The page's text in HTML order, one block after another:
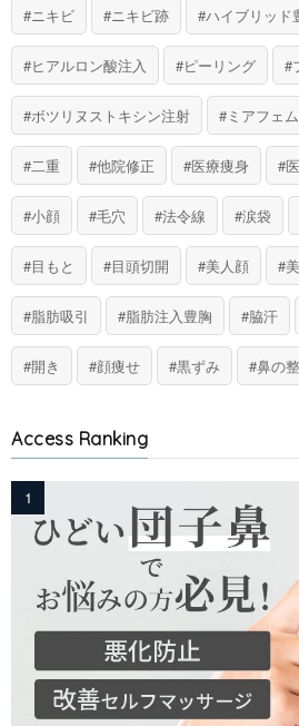
ニキビ ニキビ跡 ハイブリッド
ヒアルロン酸注入 ピーリング
ボツリヌストキシン注射 ミアフェ
二重 他院修正 医療痩身
小顔 毛穴 法令線 涙袋
目もと 目頭切開 美人顔
脂肪吸引 脂肪注入豊胸 脇汗
開き 顔痩せ 黒ずみ 鼻の
Access Ranking